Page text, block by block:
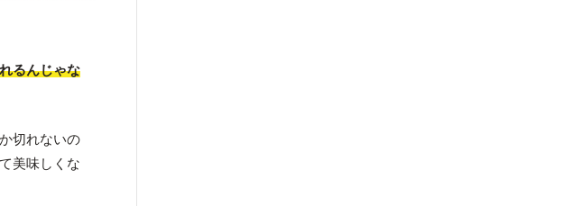
るんじゃな
切れないの
美味しくな